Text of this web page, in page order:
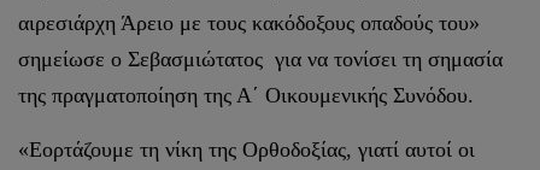
αιρεσιάρχη Άρειο με τους κακόδοξους οπαδούς του»
σημείωσε ο Σεβασμιώτατος για να τονίσει τη σημασία
της πραγματοποίηση της Α΄ Οικουμενικής Συνόδου.
«Εορτάζουμε τη νίκη της Ορθοδοξίας, γιατί αυτοί οι